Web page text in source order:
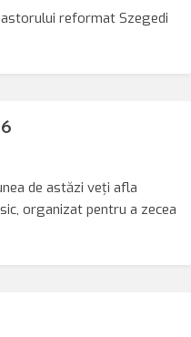
reformat Szegedi
de astăzi veți afla
organizat pentru a zecea